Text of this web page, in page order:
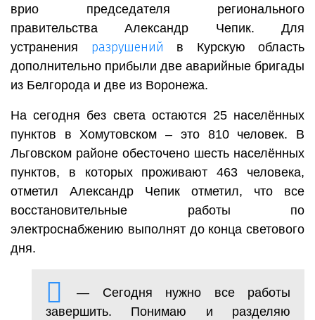
врио председателя регионального
правительства Александр Чепик. Для
устранения разрушений в Курскую область
дополнительно прибыли две аварийные бригады
из Белгорода и две из Воронежа.
На сегодня без света остаются 25 населённых
пунктов в Хомутовском – это 810 человек. В
Льговском районе обесточено шесть населённых
пунктов, в которых проживают 463 человека,
отметил Александр Чепик отметил, что все
восстановительные работы по
электроснабжению выполнят до конца светового
дня.
— Сегодня нужно все работы
завершить. Понимаю и разделяю